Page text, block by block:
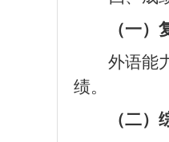
（一）
外语能
绩。
（二）